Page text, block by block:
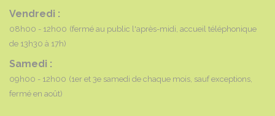
Vendredi :
08h00 - 12h00 (fermé au public l'après-midi, accueil téléphonique
de 13h30 à 17h)
Samedi :
09h00 - 12h00 (1er et 3e samedi de chaque mois, sauf exceptions,
fermé en août)